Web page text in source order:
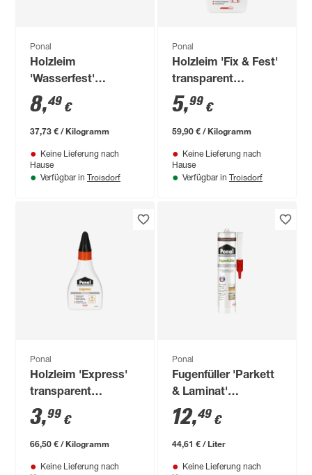
Ponal
Holzleim
'Wasserfest'
transparent
trocknend 225 g
8,49 €
37,73 € / Kilogramm
Keine Lieferung nach
Hause
Verfügbar in Troisdorf
Ponal
Holzleim 'Fix & Fest'
transparent
trocknend 100 g
5,99 €
59,90 € / Kilogramm
Keine Lieferung nach
Hause
Verfügbar in Troisdorf
Ponal
Holzleim 'Express'
transparent
trocknend 60 g
3,99 €
66,50 € / Kilogramm
Keine Lieferung nach
Ponal
Fugenfüller 'Parkett
& Laminat'
Nussbaum 280 ml
12,49 €
44,61 € / Liter
Keine Lieferung nach